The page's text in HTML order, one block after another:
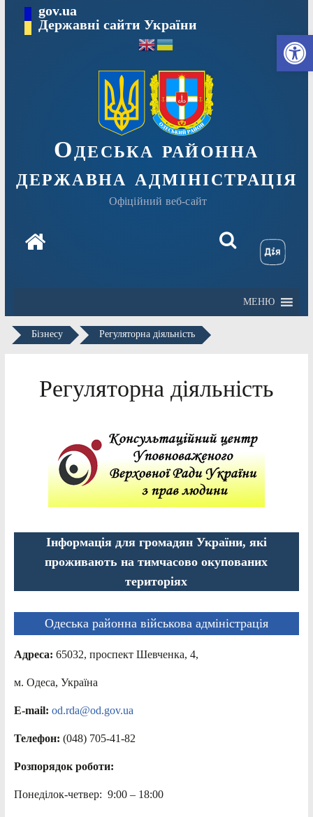
Перейтиgov.ua
Державні сайти України
Одеська районна
державна адміністрація
Офіційний веб-сайт
МЕНЮ
Бізнесу Регуляторна діяльність
Регуляторна діяльність
Інформація для громадян України, які
проживають на тимчасово окупованих
територіях
Одеська районна військова адміністрація
Адреса: 65032, проспект Шевченка, 4,
м. Одеса, Україна
E-mail: od.rda@od.gov.ua
Телефон: (048) 705-41-82
Розпорядок роботи:
Понеділок-четвер: 9:00 – 18:00